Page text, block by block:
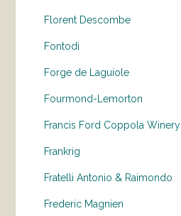
Florent Descombe
Fontodi
Forge de Laguiole
Fourmond-Lemorton
Francis Ford Coppola Winery
Frankrig
Fratelli Antonio & Raimondo
Frederic Magnien